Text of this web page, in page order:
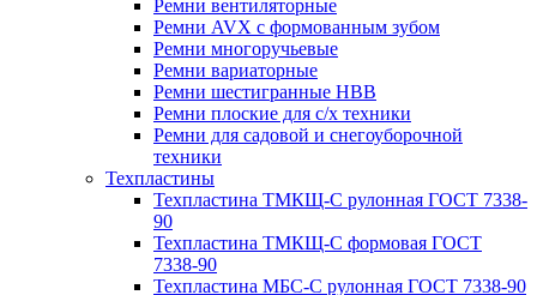
Ремни вентиляторные
Ремни AVX с формованным зубом
Ремни многоручьевые
Ремни вариаторные
Ремни шестигранные HBB
Ремни плоские для с/х техники
Ремни для садовой и снегоуборочной
техники
Техпластины
Техпластина ТМКЩ-С рулонная ГОСТ 7338-
90
Техпластина ТМКЩ-С формовая ГОСТ
7338-90
Техпластина МБС-С рулонная ГОСТ 7338-90